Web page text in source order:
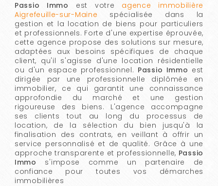
Passio Immo est votre agence immobilière
Aigrefeuille-sur-Maine spécialisée dans la
gestion et la location de biens pour particuliers
et professionnels. Forte d'une expertise éprouvée,
cette agence propose des solutions sur mesure,
adaptées aux besoins spécifiques de chaque
client, qu'il s'agisse d'une location résidentielle
ou d'un espace professionnel. Passio Immo est
dirigée par une professionnelle diplômée en
immobilier, ce qui garantit une connaissance
approfondie du marché et une gestion
rigoureuse des biens. L'agence accompagne
ses clients tout au long du processus de
location, de la sélection du bien jusqu'à la
finalisation des contrats, en veillant à offrir un
service personnalisé et de qualité. Grâce à une
approche transparente et professionnelle, Passio
Immo s'impose comme un partenaire de
confiance pour toutes vos démarches
immobilières